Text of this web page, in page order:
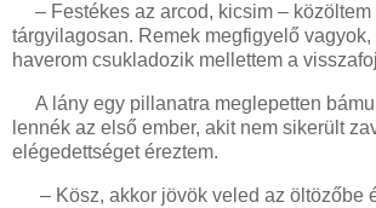
– Festékes az arcod, kicsim – közöltem
tárgyilagosan. Remek megfigyelő
haverom csukladozik mellettem a
A lány egy pillanatra meglepetten
lennék az első ember, akit nem sikerült
elégedettséget éreztem.
– Kösz, akkor jövök veled az öltözőbe